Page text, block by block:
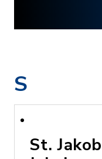
S
St.